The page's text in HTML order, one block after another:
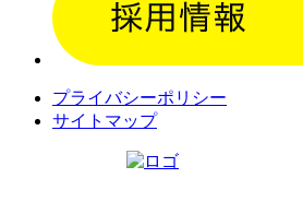
プライバシーポリシー
サイトマップ